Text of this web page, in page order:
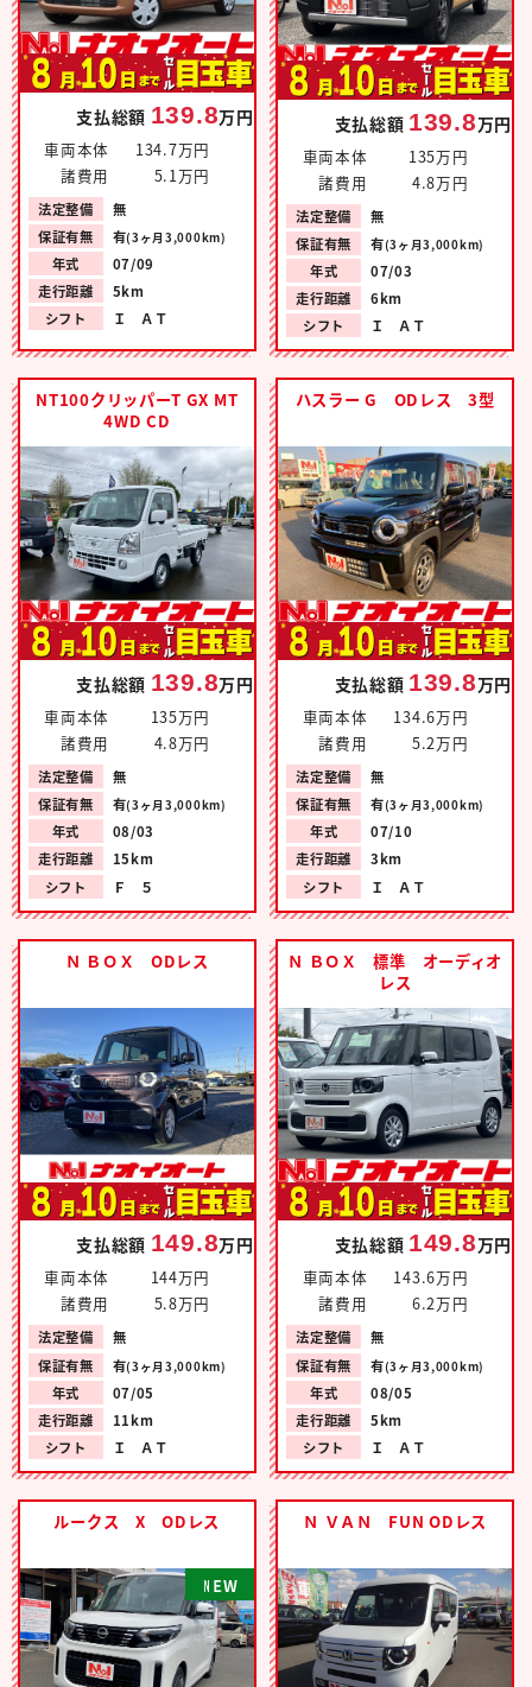
支払総額 139.8万円
車両本体
134.7万円
諸費用
5.1万円
法定整備
無
保証有無
有(3ヶ月3,000km)
年式
07/09
走行距離
5km
シフト
Ｉ ＡＴ
支払総額 139.8万円
車両本体
135万円
諸費用
4.8万円
法定整備
無
保証有無
有(3ヶ月3,000km)
年式
07/03
走行距離
6km
シフト
Ｉ ＡＴ
NT100クリッパーT GX MT
4WD CD
支払総額 139.8万円
車両本体
135万円
諸費用
4.8万円
法定整備
無
保証有無
有(3ヶ月3,000km)
年式
08/03
走行距離
15km
シフト
Ｆ ５
ハスラー G ODレス 3型
支払総額 139.8万円
車両本体
134.6万円
諸費用
5.2万円
法定整備
無
保証有無
有(3ヶ月3,000km)
年式
07/10
走行距離
3km
シフト
Ｉ ＡＴ
Ｎ ＢＯＸ ODレス
支払総額 149.8万円
車両本体
144万円
諸費用
5.8万円
法定整備
無
保証有無
有(3ヶ月3,000km)
年式
07/05
走行距離
11km
シフト
Ｉ ＡＴ
Ｎ ＢＯＸ 標準 オーディオ
レス
支払総額 149.8万円
車両本体
143.6万円
諸費用
6.2万円
法定整備
無
保証有無
有(3ヶ月3,000km)
年式
08/05
走行距離
5km
シフト
Ｉ ＡＴ
ルークス X ODレス
N EW
Ｎ ＶＡＮ FUN ODレス